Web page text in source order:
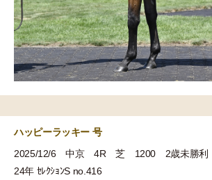
ハッピーラッキー 号
2025/12/6 中京 4R 芝 1200 2歳未勝利
24年 ｾﾚｸｼｮﾝS no.416